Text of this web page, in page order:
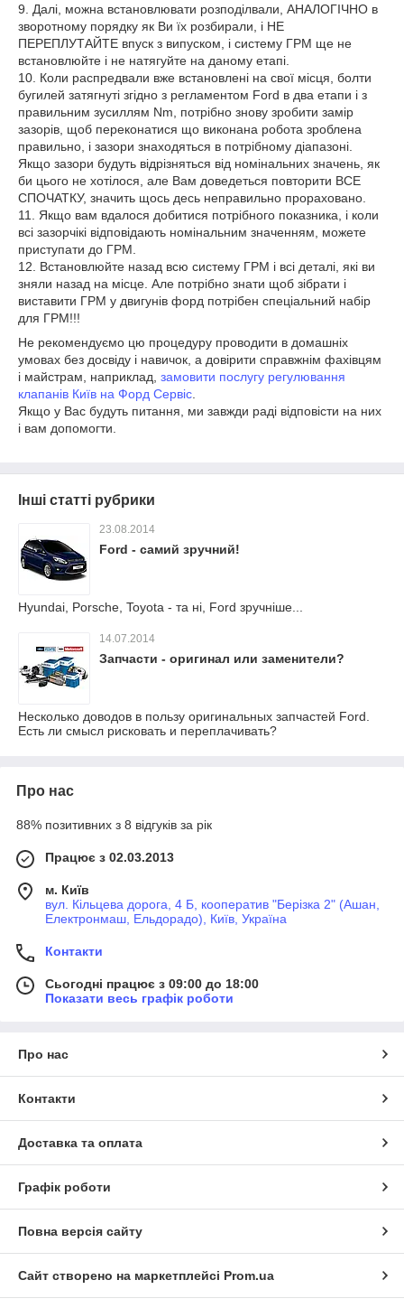
9. Далі, можна встановлювати розподілвали, АНАЛОГІЧНО в
зворотному порядку як Ви їх розбирали, і НЕ
ПЕРЕПЛУТАЙТЕ впуск з випуском, і систему ГРМ ще не
встановлюйте і не натягуйте на даному етапі.
10. Коли распредвали вже встановлені на свої місця, болти
бугилей затягнуті згідно з регламентом Ford в два етапи і з
правильним зусиллям Nm, потрібно знову зробити замір
зазорів, щоб переконатися що виконана робота зроблена
правильно, і зазори знаходяться в потрібному діапазоні.
Якщо зазори будуть відрізняться від номінальних значень, як
би цього не хотілося, але Вам доведеться повторити ВСЕ
СПОЧАТКУ, значить щось десь неправильно прораховано.
11. Якщо вам вдалося добитися потрібного показника, і коли
всі зазорчікі відповідають номінальним значенням, можете
приступати до ГРМ.
12. Встановлюйте назад всю систему ГРМ і всі деталі, які ви
зняли назад на місце. Але потрібно знати щоб зібрати і
виставити ГРМ у двигунів форд потрібен спеціальний набір
для ГРМ!!!
Не рекомендуємо цю процедуру проводити в домашніх
умовах без досвіду і навичок, а довірити справжнім фахівцям
і майстрам, наприклад, замовити послугу регулювання
клапанів Київ на Форд Сервіс
Якщо у Вас будуть питання, ми завжди раді відповісти на них
і вам допомогти.
Інші статті рубрики
23.08.2014
Ford - самий зручний!
Hyundai, Porsche, Toyota - та ні, Ford зручніше...
14.07.2014
Запчасти - оригинал или заменители?
Несколько доводов в пользу оригинальных запчастей Ford.
Есть ли смысл рисковать и переплачивать?
Про нас
88% позитивних з 8 відгуків за рік
Працює з 02.03.2013
м. Київ
вул. Кільцева дорога, 4 Б, кооператив "Берізка 2" (Ашан,
Електронмаш, Ельдорадо), Київ, Україна
Контакти
Сьогодні працює з 09:00 до 18:00
Показати весь графік роботи
Про нас
Контакти
Доставка та оплата
Графік роботи
Повна версія сайту
Сайт створено на маркетплейсі Prom.ua